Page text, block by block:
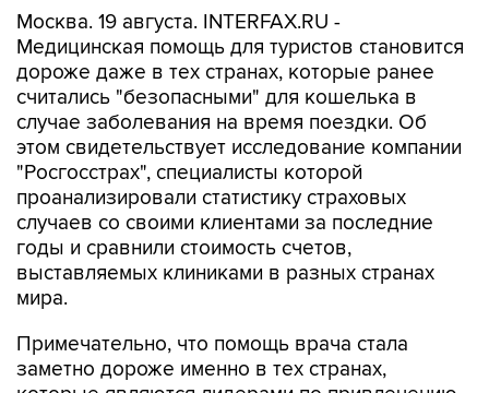
Москва. 19 августа. INTERFAX.RU -
Медицинская помощь для туристов становится
дороже даже в тех странах, которые ранее
считались "безопасными" для кошелька в
случае заболевания на время поездки. Об
этом свидетельствует исследование компании
"Росгосстрах", специалисты которой
проанализировали статистику страховых
случаев со своими клиентами за последние
годы и сравнили стоимость счетов,
выставляемых клиниками в разных странах
мира.
Примечательно, что помощь врача стала
заметно дороже именно в тех странах,